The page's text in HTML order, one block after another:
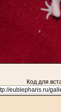
Код для